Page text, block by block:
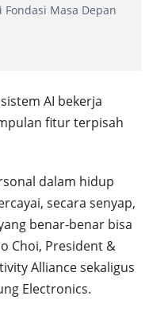
Fondasi Masa Depan
AI bekerja
fitur terpisah
dalam hidup
secara senyap,
benar-benar bisa
Choi, President &
Alliance sekaligus
Electronics.